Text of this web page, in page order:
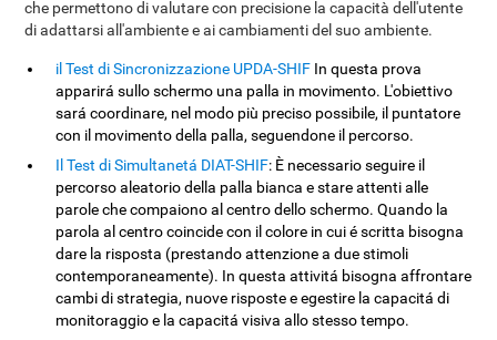
che permettono di valutare con precisione la capacità dell'utente
di adattarsi all'ambiente e ai cambiamenti del suo ambiente.
il Test di Sincronizzazione UPDA-SHIF In questa prova
apparirá sullo schermo una palla in movimento. L'obiettivo
sará coordinare, nel modo più preciso possibile, il puntatore
con il movimento della palla, seguendone il percorso.
Il Test di Simultanetá DIAT-SHIF: È necessario seguire il
percorso aleatorio della palla bianca e stare attenti alle
parole che compaiono al centro dello schermo. Quando la
parola al centro coincide con il colore in cui é scritta bisogna
dare la risposta (prestando attenzione a due stimoli
contemporaneamente). In questa attivitá bisogna affrontare
cambi di strategia, nuove risposte e egestire la capacitá di
monitoraggio e la capacitá visiva allo stesso tempo.